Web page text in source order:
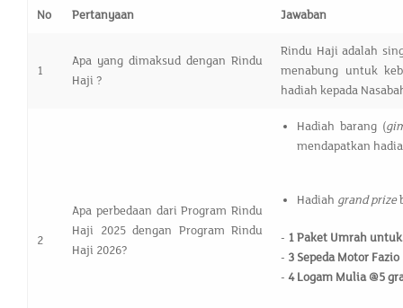
No Pertanyaan Jawaban
1
Apa yang dimaksud dengan Rindu
Haji ?
Rindu Haji adalah
menabung untuk
hadiah kepada
2
Apa perbedaan dari Program Rindu
Haji 2025 dengan Program Rindu
Haji 2026?
Hadiah barang (
mendapatkan
Hadiah grand prize
- 1 Paket Umrah
- 3 Sepeda Motor
- 4 Logam Mulia @5